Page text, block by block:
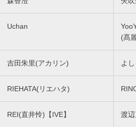
Uchan
(髙
吉田朱里(アカリン) よ
RIEHATA(リエハタ)
REI(直井怜)【IVE】 渡